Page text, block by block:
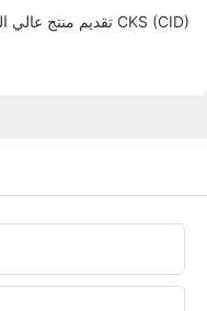
تقديم منتج عالي الجودة: حلقة مكبس CKS (CID)